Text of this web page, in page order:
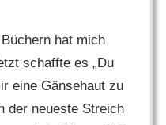
hat mich
schaffte es „Du
eine Gänsehaut zu
der neueste Streich